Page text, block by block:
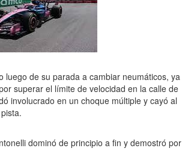
de su parada a cambiar neumáticos, ya
superar el límite de velocidad en la calle de
involucrado en un choque múltiple y cayó al
dominó de principio a fin y demostró por